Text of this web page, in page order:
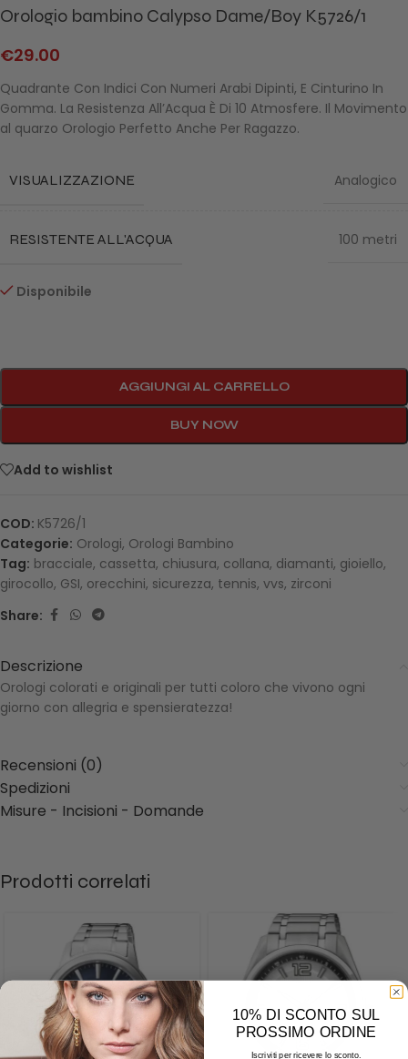
Orologio bambino Calypso Dame/Boy K5726/1
€29.00
Quadrante Con Indici Con Numeri Arabi Dipinti, E Cinturino In
Gomma. La Resistenza All’Acqua È Di 10 Atmosfere. Il Movimento
al quarzo Orologio Perfetto Anche Per Ragazzo.
VISUALIZZAZIONE Analogico
RESISTENTE ALL'ACQUA 100 metri
Disponibile
AGGIUNGI AL CARRELLO
BUY NOW
Add to wishlist
COD: K5726/1
Categorie: Orologi, Orologi Bambino
Tag: bracciale, cassetta, chiusura, collana, diamanti, gioiello,
girocollo, GSI, orecchini, sicurezza, tennis, vvs, zirconi
Share:
Descrizione
Orologi colorati e originali per tutti coloro che vivono ogni
giorno con allegria e spensieratezza!
Recensioni (0)
Spedizioni
Misure - Incisioni - Domande
Prodotti correlati
10% DI SCONTO SUL
PROSSIMO ORDINE
Iscriviti per ricevere lo sconto.